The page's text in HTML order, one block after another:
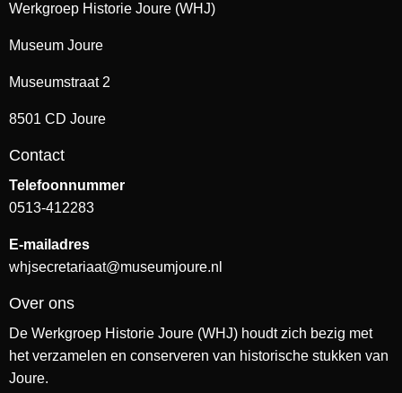
Werkgroep Historie Joure (WHJ)
Museum Joure
Museumstraat 2
8501 CD Joure
Contact
Telefoonnummer
0513-412283
E-mailadres
whjsecretariaat@museumjoure.nl
Over ons
De Werkgroep Historie Joure (WHJ) houdt zich bezig met
het verzamelen en conserveren van historische stukken van
Joure.